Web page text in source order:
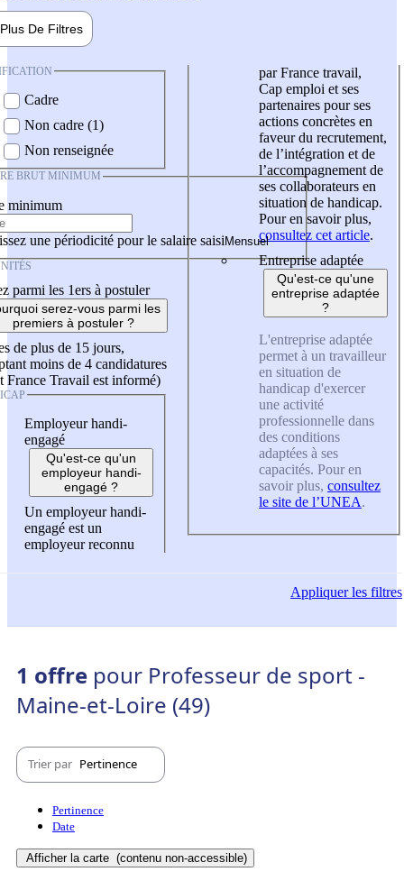
Plus De Filtres
Cadre
Non cadre (1)
Non renseignée
BRUT MINIMUM
minimum
une périodicité pour le salaire saisi
parmi les 1ers à postuler
serez-vous parmi les
premiers à postuler ?
de plus de 15 jours,
moins de 4 candidatures
France Travail est informé)
Employeur handi-
engagé
Qu'est-ce qu'un
employeur handi-
engagé ?
Un employeur handi-
engagé est un
employeur reconnu
par France travail,
Cap emploi et ses
partenaires pour ses
actions concrètes en
faveur du recrutement,
de l’intégration et de
l’accompagnement de
ses collaborateurs en
situation de handicap.
Pour en savoir plus,
consultez cet article.
Entreprise adaptée
Qu'est-ce qu'une
entreprise adaptée
?
L'entreprise adaptée
permet à un travailleur
en situation de
handicap d'exercer
une activité
professionnelle dans
des conditions
adaptées à ses
capacités. Pour en
savoir plus, consultez
le site de l’UNEA.
Appliquerles filtres
1 offre pour Professeur de sport -
Maine-et-Loire (49)
Trier par Pertinence
Pertinence
Date
Afficher la carte (contenu non-accessible)